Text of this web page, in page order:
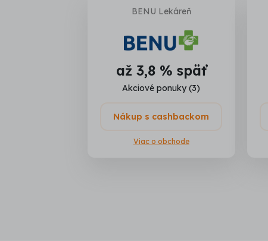
BENU Lekáreň
až 3,8 % späť
Akciové ponuky (3)
Nákup s cashbackom
Viac o obchode